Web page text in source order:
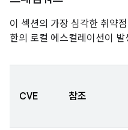
이 섹션의 가장 심각한 취약
한의 로컬 에스컬레이션이
CVE 참조